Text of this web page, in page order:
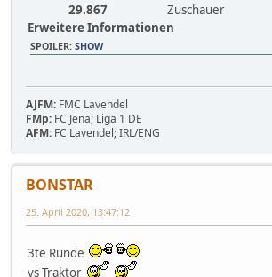
29.867
Zuschauer
Erweitere Informationen
SPOILER: SHOW
AJFM: FMC Lavendel
FMp: FC Jena; Liga 1 DE
AFM: FC Lavendel; IRL/ENG
BONSTAR
25. April 2020, 13:47:12
3te Runde
vs Traktor